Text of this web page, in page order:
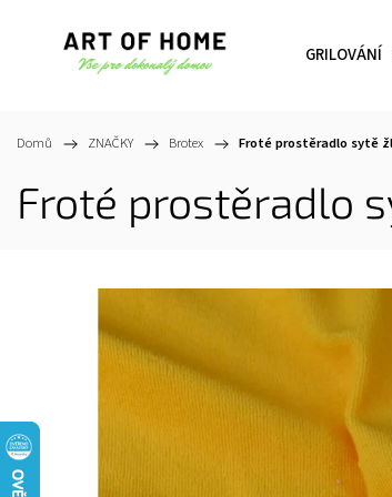
GRILOVÁNÍ
Domů / ZNAČKY / Brotex / Froté prostěradlo sytě
Froté prostěradlo